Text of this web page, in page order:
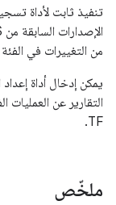
تنفيذ ثابت لأداة
من التغييرات في
يمكن إدخال أداة
التقارير عن العمليات
TF.
ملخّص